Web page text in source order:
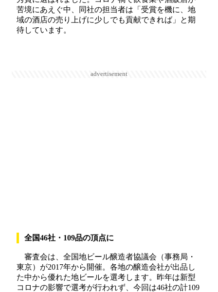
苦境にあえぐ中、同社の担当者は「受賞を機に、地
域の酒店の売り上げに少しでも貢献できれば」と期
待しています。
advertisement
全国46社・109品の頂点に
審査会は、全国地ビール醸造者協議会（事務局・
東京）が2017年から開催。各地の醸造会社が出品し
た中から優れた地ビールを選考します。昨年は新型
コロナの影響で選考が行われず、今回は46社の計109